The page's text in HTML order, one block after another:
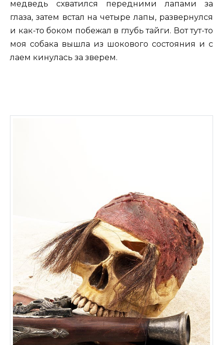
медведь схватился передними лапами за
глаза, затем встал на четыре лапы, развернулся
и как-то боком побежал в глубь тайги. Вот тут-то
моя собака вышла из шокового состояния и с
лаем кинулась за зверем.